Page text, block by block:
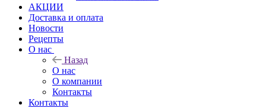
АКЦИИ
Доставка и оплата
Новости
Рецепты
О нас
Назад
О нас
О компании
Контакты
Контакты